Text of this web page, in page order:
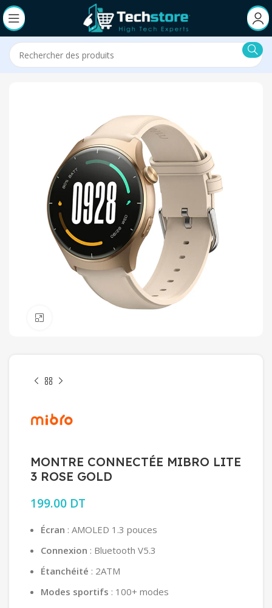
MONTRE CONNECTÉE MIBRO LITE
3 ROSE GOLD
199.00 DT
Écran : AMOLED 1.3 pouces
Connexion : Bluetooth V5.3
Étanchéité : 2ATM
Modes sportifs : 100+ modes